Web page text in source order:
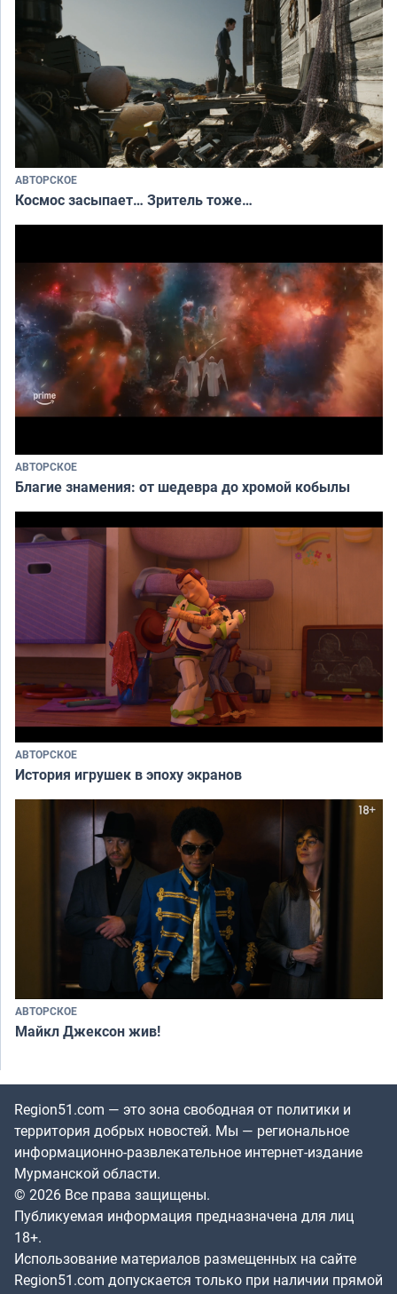
АВТОРСКОЕ
Космос засыпает… Зритель тоже…
АВТОРСКОЕ
Благие знамения: от шедевра до хромой кобылы
АВТОРСКОЕ
История игрушек в эпоху экранов
АВТОРСКОЕ
Майкл Джексон жив!
Region51.com — это зона свободная от политики и
территория добрых новостей. Мы — региональное
информационно-развлекательное интернет-издание
Мурманской области.
© 2026 Все права защищены.
Публикуемая информация предназначена для лиц
18+.
Использование материалов размещенных на сайте
Region51.com допускается только при наличии прямой